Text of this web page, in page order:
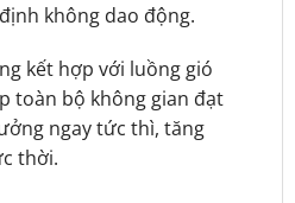
không dao động.
kết hợp với luồng gió
toàn bộ không gian đạt
ngay tức thì, tăng
thời.